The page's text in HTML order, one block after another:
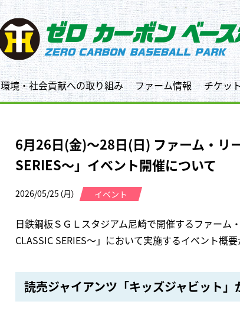
環境・社会貢献への取り組み ファーム情報 チケッ
6月26日(金)～28日(日) ファーム・リ
SERIES〜」イベント開催について
2026/05/25（月） イベント
日鉄鋼板ＳＧＬスタジアム尼崎で開催するファーム
CLASSIC SERIES〜」において実施するイベント概
読売ジャイアンツ「キッズジャビット